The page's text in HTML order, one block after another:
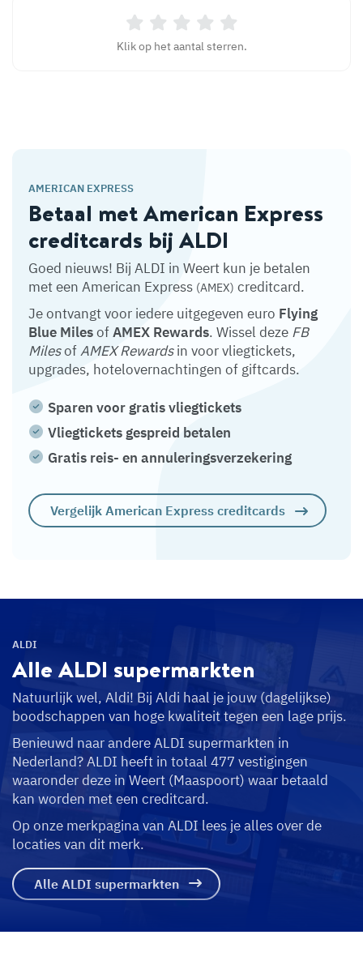
Klik op het aantal sterren.
AMERICAN EXPRESS
Betaal met American Express
creditcards bij ALDI
Goed nieuws! Bij ALDI in Weert kun je betalen
met een American Express (AMEX) creditcard.
Je ontvangt voor iedere uitgegeven euro Flying
Blue MilesofAMEX Rewards. Wissel deze FB
MilesofAMEX Rewardsin voor vliegtickets,
upgrades, hotelovernachtingen of giftcards.
Sparen voor gratis vliegtickets
Vliegtickets gespreid betalen
Gratis reis- en annuleringsverzekering
Vergelijk American Express creditcards
ALDI
Alle ALDI supermarkten
Natuurlijk wel, Aldi! Bij Aldi haal je jouw (dagelijkse)
boodschappen van hoge kwaliteit tegen een lage prijs.
Benieuwd naar andere ALDI supermarkten in
Nederland? ALDI heeft in totaal 477 vestigingen
waaronder deze in Weert (Maaspoort) waar betaald
kan worden met een creditcard.
Op onze merkpagina van ALDI lees je alles over de
locaties van dit merk.
Alle ALDI supermarkten